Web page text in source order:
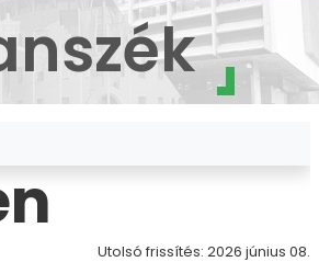
Utolsó frissítés: 2026 június 08.